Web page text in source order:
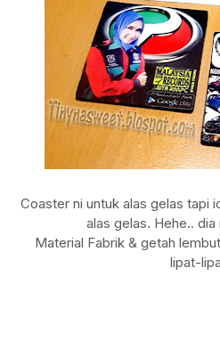
Coaster ni untuk alas gelas tapi
alas gelas. Hehe..
Material Fabrik & getah
lipat-